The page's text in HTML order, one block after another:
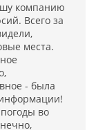
компанию
Всего за
места.
- была
во